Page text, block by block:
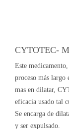
CYTOTEC-
Este
proceso más largo
mas en dilatar,
eficacia usado tal
Se encarga de
y ser expulsado.